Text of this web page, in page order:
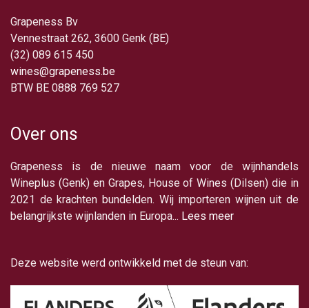
Grapeness Bv
Vennestraat 262, 3600 Genk (BE)
(32) 089 615 450
wines@grapeness.be
BTW BE 0888 769 527
Over ons
Grapeness is de nieuwe naam voor de wijnhandels
Wineplus (Genk) en Grapes, House of Wines (Dilsen) die in
2021 de krachten bundelden. Wij importeren wijnen uit de
belangrijkste wijnlanden in Europa... Lees meer
Deze website werd ontwikkeld met de steun van: